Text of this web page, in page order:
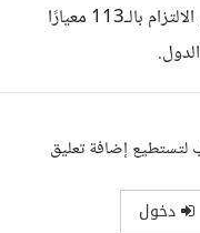
دوري ليتابع تطور الدول على مستوى الالتزام بالـ113 معيارًا
إضافة تعليق
دخول